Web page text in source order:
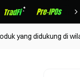
yang didukung di